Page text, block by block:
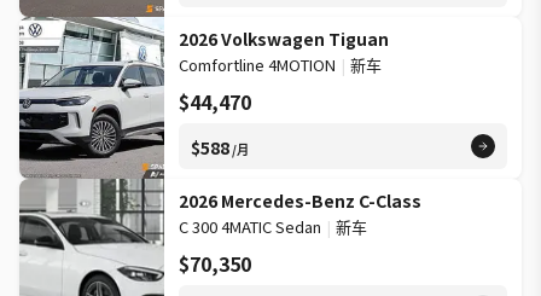
2026 Volkswagen Tiguan
Comfortline 4MOTION | 新车
$44,470
$588/月
2026 Mercedes-Benz C-Class
C 300 4MATIC Sedan | 新车
$70,350